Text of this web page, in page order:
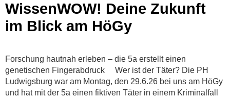
WissenWOW! Deine Zukunft
im Blick am HöGy
Forschung hautnah erleben – die 5a erstellt einen
genetischen Fingerabdruck Wer ist der Täter? Die PH
Ludwigsburg war am Montag, den 29.6.26 bei uns am HöGy
und hat mit der 5a einen fiktiven Täter in einem Kriminalfall